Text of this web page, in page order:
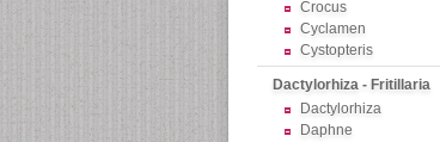
Crocus
Cyclamen
Cystopteris
Dactylorhiza - Fritillaria
Dactylorhiza
Daphne